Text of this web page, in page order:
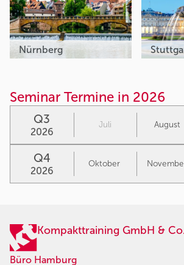
Nürnberg
Seminar Termine in 2026
Q3
2026
Juli August
Q4
2026
Oktober
Kompakttraining GmbH &
Büro Hamburg